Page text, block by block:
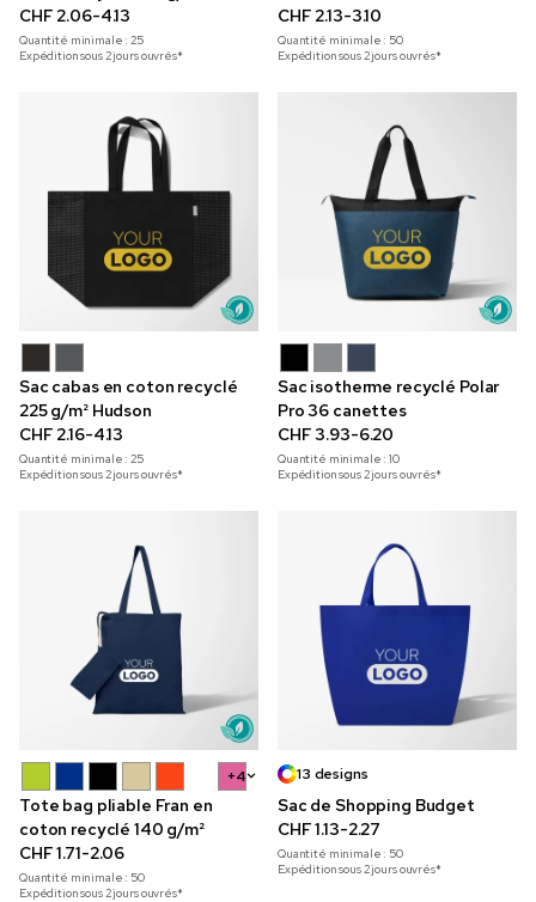
jute
CHF 2.06-4.13
Quantité minimale :25
Expédition sous 2 jours ouvrés*
CHF 2.13-3.10
Quantité minimale : 50
Expédition sous 2 jours ouvrés*
Sac cabas en coton recyclé
225 g/m² Hudson
CHF 2.16-4.13
Quantité minimale :25
Expédition sous 2 jours ouvrés*
Sac isotherme recyclé Polar
Pro 36 canettes
CHF 3.93-6.20
Quantité minimale :10
Expédition sous 2 jours ouvrés*
+4
Tote bag pliable Fran en
coton recyclé 140 g/m²
CHF 1.71-2.06
Quantité minimale : 50
Expédition sous 2 jours ouvrés*
13 designs
Sac de Shopping Budget
CHF 1.13-2.27
Quantité minimale : 50
Expédition sous 2 jours ouvrés*